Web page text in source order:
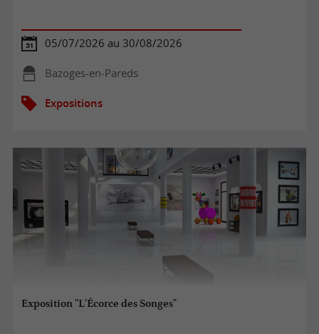
05/07/2026 au 30/08/2026
Bazoges-en-Pareds
Expositions
Exposition "L'Écorce des Songes"